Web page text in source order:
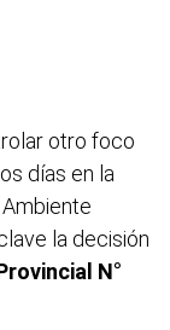
otro foco
días en la
Ambiente
la decisión
N°